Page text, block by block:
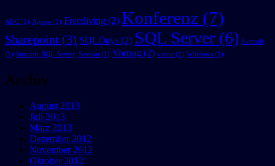
ADC (1) Apnoe (1) Freediving (2) Konferenz (7)
Sharepoint (3) SQLDays (2) SQL Server (6) Summit
(1) Summit; SQL Server; Session (1) Vortrag (2) vsone (1) Windows (1)
Archiv
August 2013
Juli 2013
März 2013
Dezember 2012
November 2012
Oktober 2012